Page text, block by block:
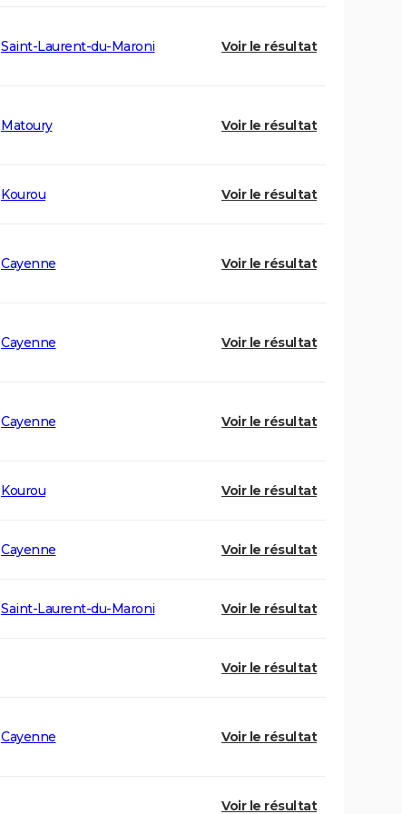
Saint-Laurent-du-Maroni Voir le résultat
Matoury Voir le résultat
Kourou Voir le résultat
Cayenne Voir le résultat
Cayenne Voir le résultat
Cayenne Voir le résultat
Kourou Voir le résultat
Cayenne Voir le résultat
Saint-Laurent-du-Maroni Voir le résultat
Voir le résultat
Cayenne Voir le résultat
Voir le résultat